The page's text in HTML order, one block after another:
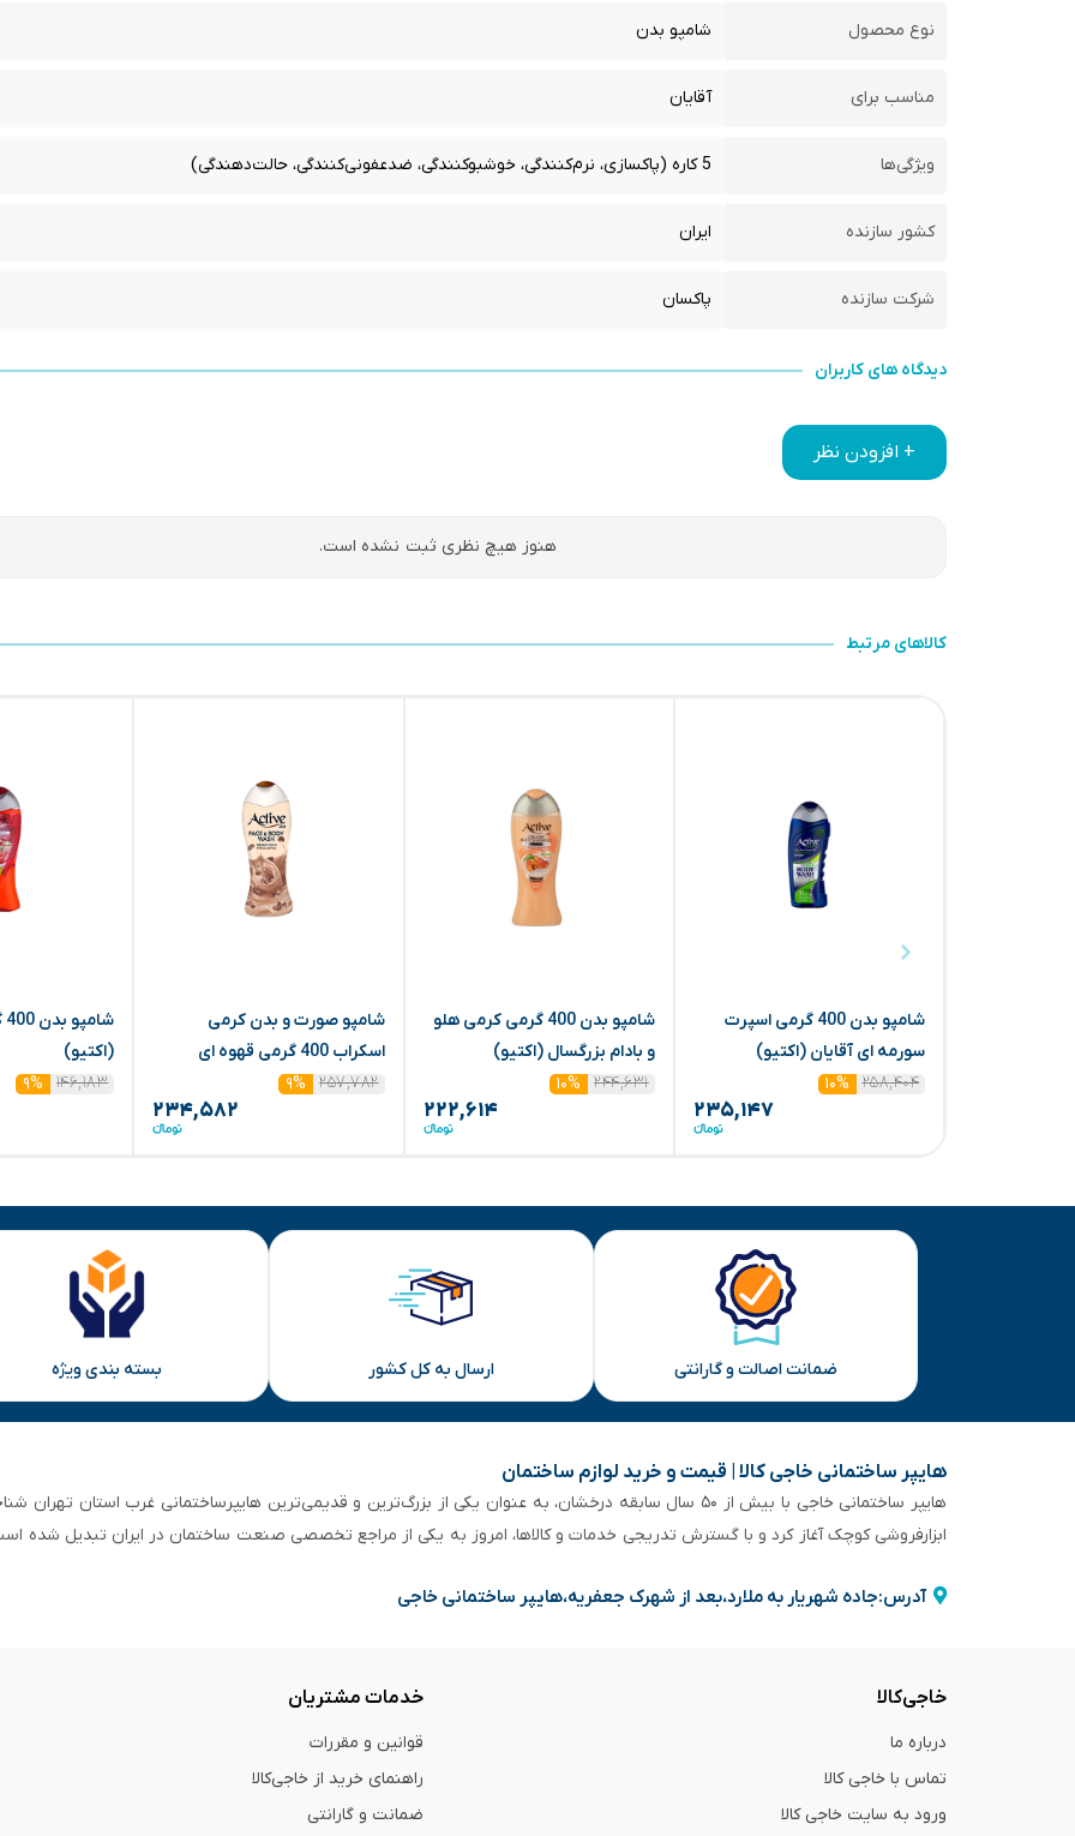
نوع محصول شامپو بدن
مناسب برای آقایان
ویژگی‌ها 5 کاره (پاکسازی، نرم‌کنندگی، خوشبوکنندگی، ضدعفونی‌کنندگی، حالت‌دهندگی)
کشور سازنده ایران
شرکت سازنده پاکسان
دیدگاه های کاربران
+ افزودن نظر
هنوز هیچ نظری ثبت نشده است.
کالاهای مرتبط
شامپو بدن 400 گرمی اسپرت
سورمه ای آقایان (اکتیو)
۲۵۸,۴۰۴
۱۰%
۲۳۵,۱۴۷
شامپو بدن 400 گرمی کرمی هلو
و بادام بزرگسال (اکتیو)
۲۴۴,۶۳۱
۱۰%
۲۲۲,۶۱۴
شامپو صورت و بدن کرمی
اسکراب 400 گرمی قهوه ای
(اکتیو)
۲۵۷,۷۸۲ ۹%
۲۳۴,۵۸۲
(اکتیو)
۱۴۶,۱۸۳
۹%
ضمانت اصالت و گارانتی ارسال به کل کشور بسته بندی ویژه
هایپر ساختمانی خاجی‌ کالا | قیمت و خرید لوازم ساختمان
هایپر ساختمانی خاجی‌ با بیش از ۵۰ سال سابقه‌ درخشان، به عنوان یکی از بزرگ‌ترین و قدیمی‌ترین هایپرساختمانی‌ غرب
ابزارفروشی کوچک آغاز کرد و با گسترش تدریجی خدمات و کالاها، امروز به یکی از مراجع تخصصی صنعت ساختمان در ایران تبدیل شده
آدرس:جاده شهریار به ملارد،بعد از شهرک جعفریه،هایپر ساختمانی خاجی
خاجی‌کالا
درباره ما
تماس با خاجی کالا
ورود به سایت خاجی‌ کالا
خدمات مشتریان
قوانین و مقررات
راهنمای خرید از خاجی‌کالا
ضمانت و گارانتی